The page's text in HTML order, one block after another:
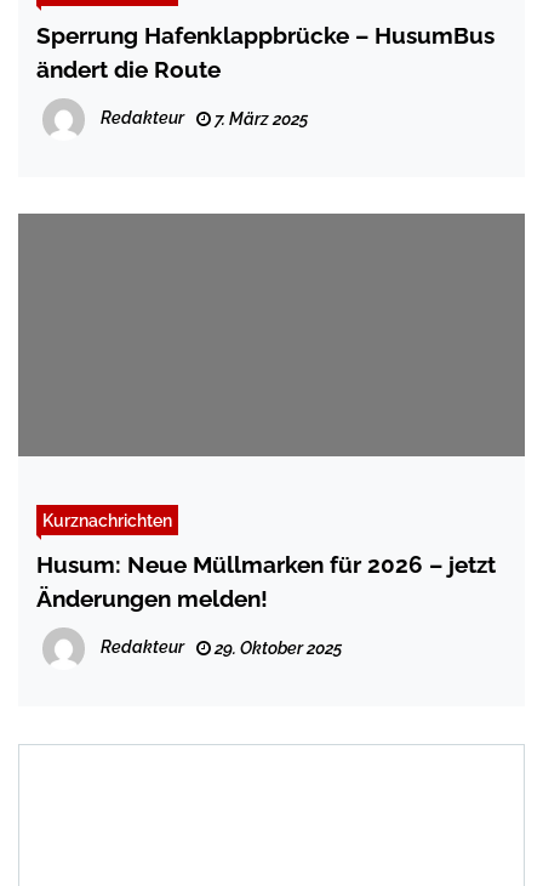
Sperrung Hafenklappbrücke – HusumBus
ändert die Route
Redakteur 7. März 2025
Kurznachrichten
Husum: Neue Müllmarken für 2026 – jetzt
Änderungen melden!
Redakteur 29. Oktober 2025